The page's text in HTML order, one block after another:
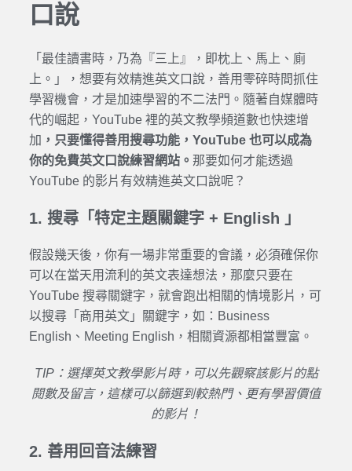
口說
「最佳讀書時，乃為『三上』，即枕上、馬上、廁
上。」，想要有效精進英文口說，善用零碎時間抓住
學習機會，才是加速學習的不二法門。隨著自媒體時
代的崛起，YouTube 裡的英文教學頻道數也快速增
加 ，只要懂得善用搜尋功能，YouTube 也可以成為
你的免費英文口說練習網站。 那要如何才能透過
YouTube 的影片有效精進英文口說呢？
1. 搜尋「特定主題關鍵字 + English 」
假設幾天後，你有一場非常重要的會議，必須確保你
可以在當天用流利的英文表達想法，那麼只要在
YouTube 搜尋關鍵字，就會跑出相關的情境影片，可
以搜尋「商用英文」關鍵字，如：Business
English、Meeting English，相關資源都相當豐富。
TIP： 選擇英文教學影片時，可以先觀察該影片的點
閱數及留言，這樣可以篩選到較熱門、更有學習價值
的影片！
2. 善用回音法練習